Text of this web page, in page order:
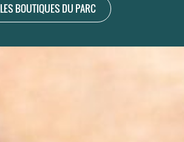
LES BOUTIQUES DU PARC